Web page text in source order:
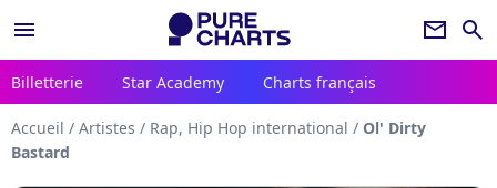
menu newsletter search
Billetterie Star Academy Charts français
Accueil / Artistes / Rap, Hip Hop international / Ol' Dirty
Bastard